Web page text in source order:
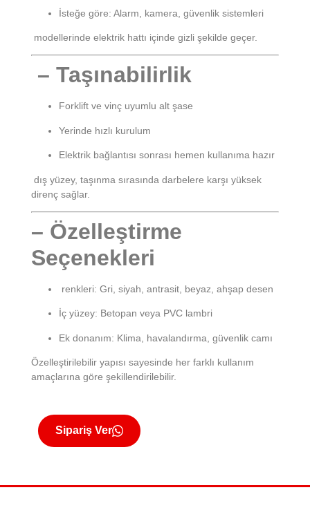
İsteğe göre: Alarm, kamera, güvenlik sistemleri
modellerinde elektrik hattı içinde gizli şekilde geçer.
– Taşınabilirlik
Forklift ve vinç uyumlu alt şase
Yerinde hızlı kurulum
Elektrik bağlantısı sonrası hemen kullanıma hazır
dış yüzey, taşınma sırasında darbelere karşı yüksek
direnç sağlar.
– Özelleştirme
Seçenekleri
renkleri: Gri, siyah, antrasit, beyaz, ahşap desen
İç yüzey: Betopan veya PVC lambri
Ek donanım: Klima, havalandırma, güvenlik camı
Özelleştirilebilir yapısı sayesinde her farklı kullanım
amaçlarına göre şekillendirilebilir.
Sipariş Ver